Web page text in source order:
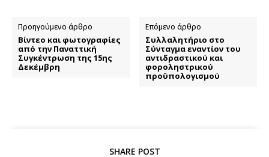
Προηγούμενο άρθρο
Βίντεο και φωτογραφίες
από την Παναττική
Συγκέντρωση της 15ης
Δεκέμβρη
Επόμενο άρθρο
Συλλαλητήριο στο
Σύνταγμα εναντίον του
αντιδραστικού και
φοροληστρικού
προϋπολογισμού
SHARE POST